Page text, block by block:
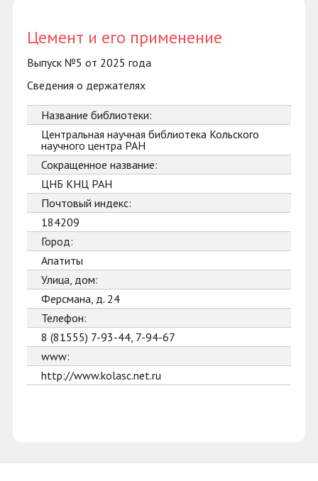
Цемент и его применение
Выпуск №5 от 2025 года
Сведения о держателях
Название библиотеки:
Центральная научная библиотека Кольского
научного центра РАН
Сокращенное название:
ЦНБ КНЦ РАН
Почтовый индекс:
184209
Город:
Апатиты
Улица, дом:
Ферсмана, д. 24
Телефон:
8 (81555) 7-93-44, 7-94-67
www:
http://www.kolasc.net.ru